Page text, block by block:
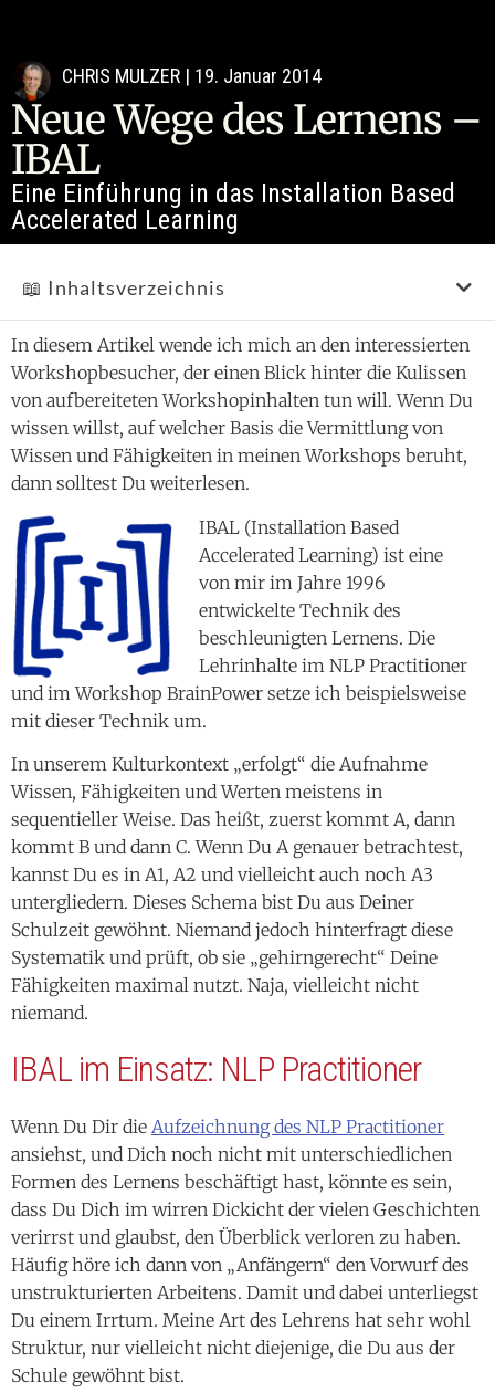
CHRIS MULZER | 19. Januar 2014
Neue Wege des Lernens –
IBAL
Eine Einführung in das Installation Based
Accelerated Learning
In diesem Artikel wende ich mich an den interessierten
Workshopbesucher, der einen Blick hinter die Kulissen
von aufbereiteten Workshopinhalten tun will. Wenn Du
wissen willst, auf welcher Basis die Vermittlung von
Wissen und Fähigkeiten in meinen Workshops beruht,
dann solltest Du weiterlesen.
IBAL (Installation Based
Accelerated Learning) ist eine
von mir im Jahre 1996
entwickelte Technik des
beschleunigten Lernens. Die
Lehrinhalte im NLP Practitioner
und im Workshop BrainPower setze ich beispielsweise
mit dieser Technik um.
In unserem Kulturkontext „erfolgt“ die Aufnahme
Wissen, Fähigkeiten und Werten meistens in
sequentieller Weise. Das heißt, zuerst kommt A, dann
kommt B und dann C. Wenn Du A genauer betrachtest,
kannst Du es in A1, A2 und vielleicht auch noch A3
untergliedern. Dieses Schema bist Du aus Deiner
Schulzeit gewöhnt. Niemand jedoch hinterfragt diese
Systematik und prüft, ob sie „gehirngerecht“ Deine
Fähigkeiten maximal nutzt. Naja, vielleicht nicht
niemand.
IBAL im Einsatz: NLP Practitioner
Wenn Du Dir die Aufzeichnung des NLP Practitioner
ansiehst, und Dich noch nicht mit unterschiedlichen
Formen des Lernens beschäftigt hast, könnte es sein,
dass Du Dich im wirren Dickicht der vielen Geschichten
verirrst und glaubst, den Überblick verloren zu haben.
Häufig höre ich dann von „Anfängern“ den Vorwurf des
unstrukturierten Arbeitens. Damit und dabei unterliegst
Du einem Irrtum. Meine Art des Lehrens hat sehr wohl
Struktur, nur vielleicht nicht diejenige, die Du aus der
Schule gewöhnt bist.
📖 Inhaltsverzeichnis